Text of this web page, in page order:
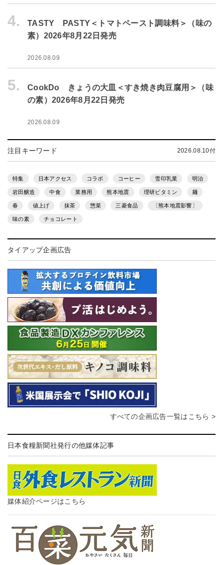
4.
TASTY PASTY＜トマトペースト調味料＞（味の
素）2026年8月22日発売
2026.08.09
5.
CookDo きょうの大皿＜すき焼き肉豆腐用＞（味
の素）2026年8月22日発売
2026.08.09
注目キーワード 2026.08.10付
特集 日本アクセス コラボ コーヒー 雪印乳業 明治
岩田醸造 中食 業務用 熊本地震 理研ビタミン 麺
春 値上げ 抹茶 惣菜 三菱食品 〔熊本地震影響〕
味の素 チョコレート
タイアップ企画広告
すべての企画広告一覧はこちら >
日本食糧新聞社発行の他媒体記事
媒体紹介ページはこちら